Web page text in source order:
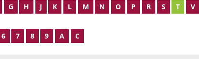
G H J K L M N O P R S T V
6 7 8 9 A C